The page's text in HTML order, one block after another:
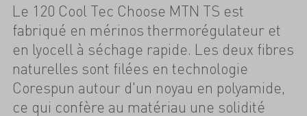
Le 120 Cool Tec Choose MTN TS est
fabriqué en mérinos thermorégulateur et
en lyocell à séchage rapide. Les deux fibres
naturelles sont filées en technologie
Corespun autour d'un noyau en polyamide,
ce qui confère au matériau une solidité